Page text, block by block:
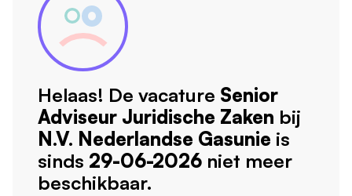
Helaas! De vacature Senior
Adviseur Juridische Zaken bij
N.V. Nederlandse Gasunie is
sinds 29-06-2026 niet meer
beschikbaar.